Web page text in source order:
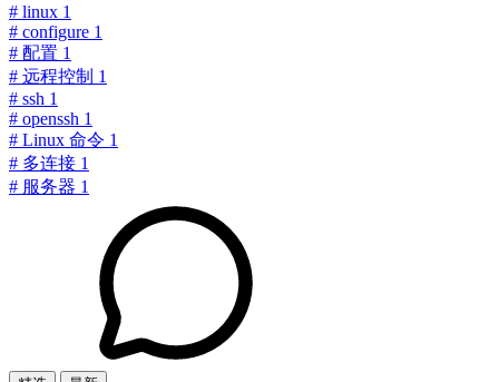
# linux 1
# configure 1
# 配置 1
# 远程控制 1
# ssh 1
# openssh 1
# Linux 命令 1
# 多连接 1
# 服务器 1